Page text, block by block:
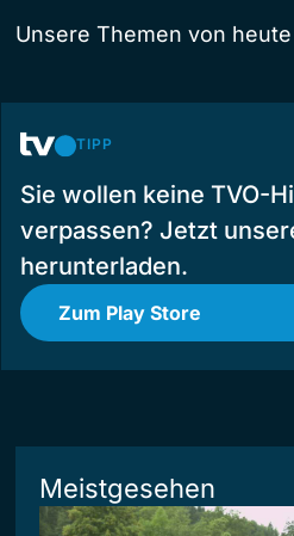
Unsere Themen von heute
TIPP
Sie wollen keine TVO-
verpassen? Jetzt
herunterladen.
Zum Play Store
Meistgesehen